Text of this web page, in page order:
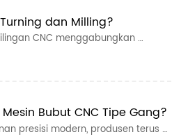
dan Milling?
CNC menggabungkan
Ini dirancang untuk
benang - dan fitur...
Bubut CNC Tipe Gang?
presisi modern, produsen terus